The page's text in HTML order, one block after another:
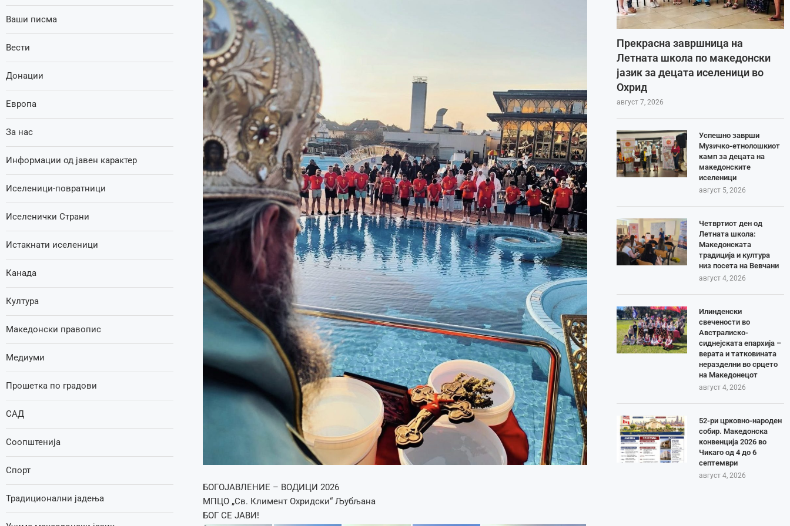
БОГОЈАВЛЕНИЕ – ВОДИЦИ 2026
МПЦО „Св. Климент Охридски“ Љубљана
БОГ СЕ ЈАВИ!
Прекрасна завршница на
Летната школа по македонски
јазик за децата иселеници во
Охрид
август 7, 2026
Успешно заврши
Музичко-етнолошкиот
камп за децата на
македонските
иселеници
август 5, 2026
Четвртиот ден од
Летната школа:
Македонската
традиција и култура
низ посета на Вевчани
август 4, 2026
Илинденски
свечености во
Австралиско-
сиднејската епархија –
верата и татковината
неразделни во срцето
на Македонецот
август 4, 2026
52-ри црковно-народен
собир. Македонска
конвенција 2026 во
Чикаго од 4 до 6
септември
август 4, 2026
Ваши писма
Вести
Донации
Европа
За нас
Информации од јавен карактер
Иселеници-повратници
Иселенички Страни
Истакнати иселеници
Канада
Култура
Македонски правопис
Медиуми
Прошетка по градови
САД
Соопштенија
Спорт
Традиционални јадења